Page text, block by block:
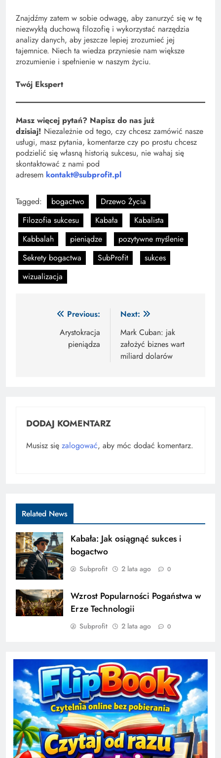
Znajdźmy zatem w sobie odwagę, aby zanurzyć się w tę
niezwykłą duchową filozofię i wykorzystać narzędzia
analizy danych, aby jeszcze lepiej zrozumieć jej
tajemnice. Niech ta wiedza przyniesie nam większe
zrozumienie i spełnienie w naszym życiu.
Twój Ekspert
Masz więcej pytań? Napisz do nas już
dzisiaj! Niezależnie od tego, czy chcesz zamówić nasze
usługi, masz pytania, komentarze czy po prostu chcesz
podzielić się własną historią sukcesu, nie wahaj się
skontaktować z nami pod
adresem kontakt@subprofit.pl
Tagged: bogactwo
Drzewo Życia
Filozofia sukcesu
Kabała
Kabalista
Kabbalah
pieniądze
pozytywne myślenie
Sekrety bogactwa
SubProfit
sukces
wizualizacja
NawigacjaPrevious:
Arystokracja
pieniądza
Next:
Mark Cuban: jak
założyć biznes wart
miliard dolarów
DODAJ KOMENTARZ
Musisz się zalogować, aby móc dodać komentarz.
Related News
Kabała: Jak osiągnąć sukces i
bogactwo
Subprofit 2 lata ago 0
Wzrost Popularności Pogaństwa w
Erze Technologii
Subprofit 2 lata ago 0